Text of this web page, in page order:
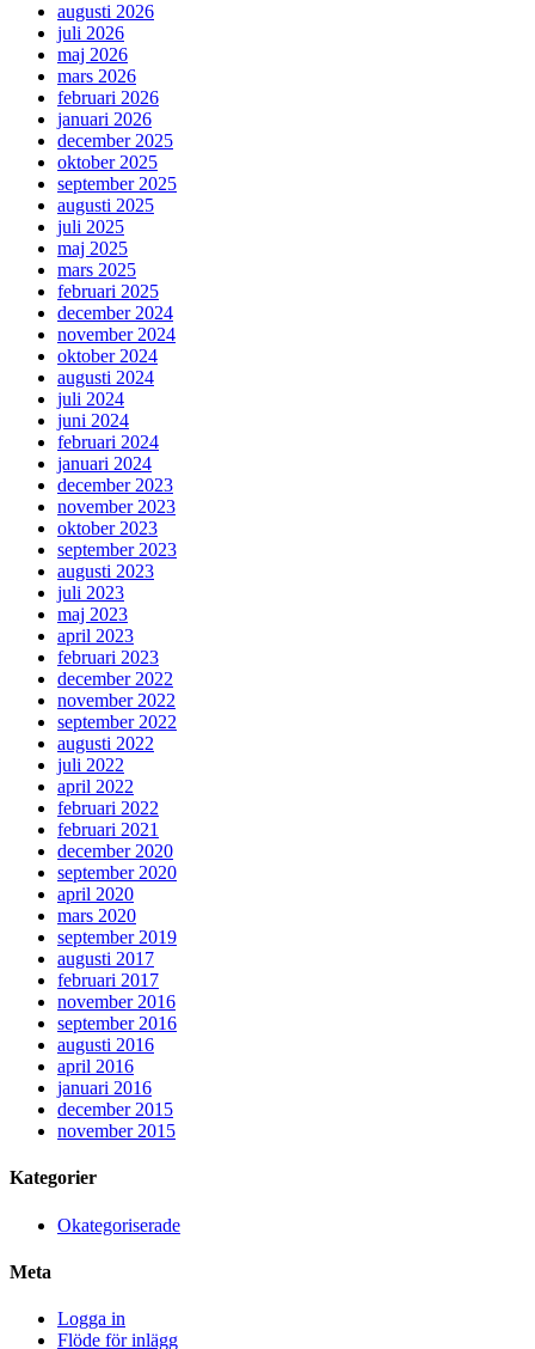
augusti 2026
juli 2026
maj 2026
mars 2026
februari 2026
januari 2026
december 2025
oktober 2025
september 2025
augusti 2025
juli 2025
maj 2025
mars 2025
februari 2025
december 2024
november 2024
oktober 2024
augusti 2024
juli 2024
juni 2024
februari 2024
januari 2024
december 2023
november 2023
oktober 2023
september 2023
augusti 2023
juli 2023
maj 2023
april 2023
februari 2023
december 2022
november 2022
september 2022
augusti 2022
juli 2022
april 2022
februari 2022
februari 2021
december 2020
september 2020
april 2020
mars 2020
september 2019
augusti 2017
februari 2017
november 2016
september 2016
augusti 2016
april 2016
januari 2016
december 2015
november 2015
Kategorier
Okategoriserade
Meta
Logga in
Flöde för inlägg